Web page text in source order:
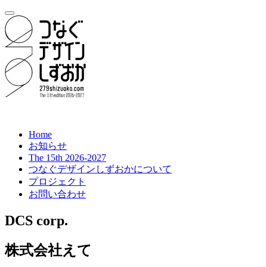
Home
お知らせ
The 15th 2026-2027
つなぐデザインしずおかについて
プロジェクト
お問い合わせ
DCS corp.
株式会社えて